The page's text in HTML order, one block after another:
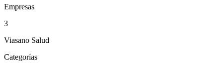
Empresas
3
Viasano Salud
Categorías